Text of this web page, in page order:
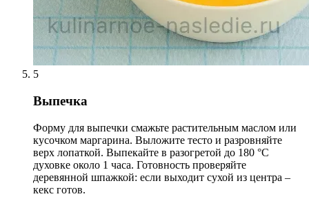
5
Выпечка
Форму для выпечки смажьте растительным маслом или
кусочком маргарина. Выложите тесто и разровняйте
верх лопаткой. Выпекайте в разогретой до 180 °С
духовке около 1 часа. Готовность проверяйте
деревянной шпажкой: если выходит сухой из центра –
кекс готов.